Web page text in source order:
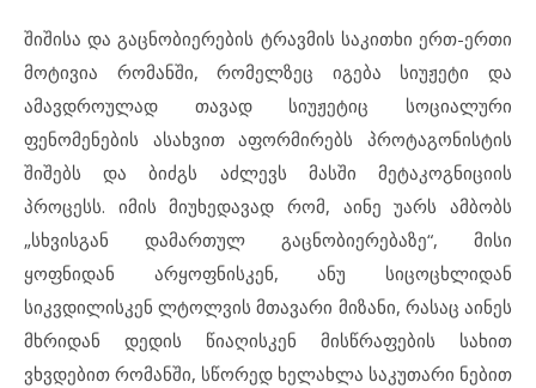
შიშისა და გაცნობიერების ტრავმის საკითხი ერთ-ერთი
მოტივია რომანში, რომელზეც იგება სიუჟეტი და
ამავდროულად თავად სიუჟეტიც სოციალური
ფენომენების ასახვით აფორმირებს პროტაგონისტის
შიშებს და ბიძგს აძლევს მასში მეტაკოგნიციის
პროცესს. იმის მიუხედავად რომ, აინე უარს ამბობს
„სხვისგან დამართულ გაცნობიერებაზე“, მისი
ყოფნიდან არყოფნისკენ, ანუ სიცოცხლიდან
სიკვდილისკენ ლტოლვის მთავარი მიზანი, რასაც აინეს
მხრიდან დედის წიაღისკენ მისწრაფების სახით
ვხვდებით რომანში, სწორედ ხელახლა საკუთარი ნებით